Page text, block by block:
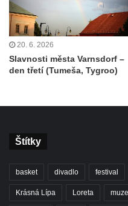
20. 6. 2026
Slavnosti města Varnsdorf –
den třetí (Tumeša, Tygroo)
Štítky
basket divadlo festival
Krásná Lípa Loreta